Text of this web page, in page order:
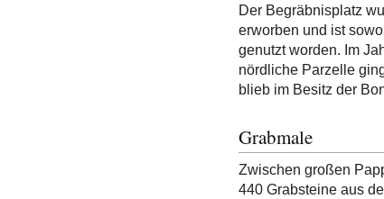
Der Begräbnisplatz
erworben und ist
genutzt worden. Im
nördliche Parzelle
blieb im Besitz der
Grabmale
Zwischen großen
440 Grabsteine aus